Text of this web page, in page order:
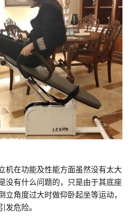
机在功能及性能方面虽然没有太大
没有什么问题的，只是由于其底座
立角度过大时做仰卧起坐等运动，
危险。